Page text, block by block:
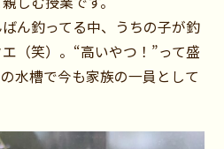
ばん釣ってる中、うちの子が釣
（笑）。“高いやつ！”って盛
水槽で今も家族の一員として